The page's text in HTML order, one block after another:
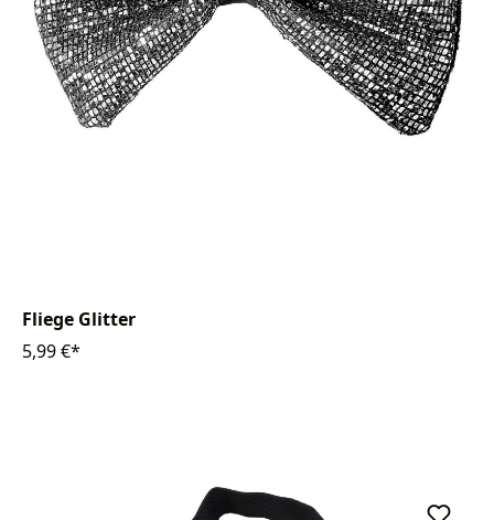
Fliege Glitter
5,99 €*